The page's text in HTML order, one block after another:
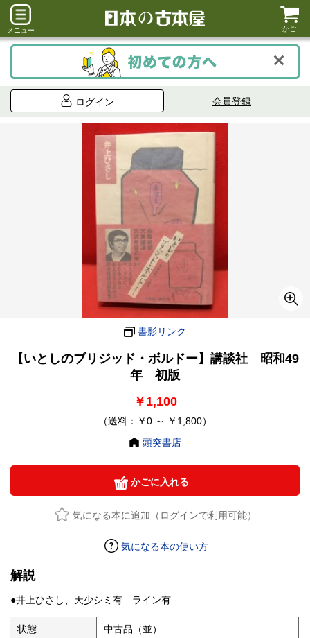
メニュー かご
ログイン 会員登録
書影リンク
【いとしのブリジッド・ボルドー】講談社 昭和49
年 初版
￥1,100
（送料：￥0 ～ ￥1,800）
頭突書店
かごに入れる
気になる本に追加（ログインで利用可能）
気になる本の使い方
解説
●井上ひさし、天少シミ有 ライン有
状態 中古品（並）